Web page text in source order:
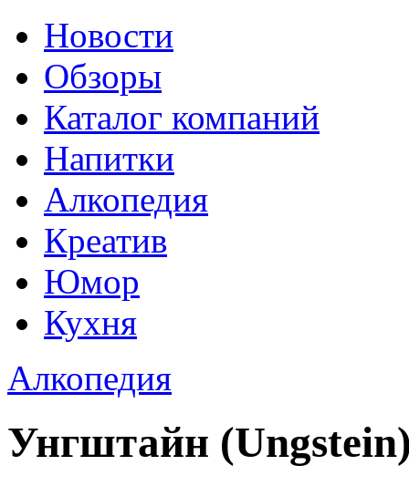
Новости
Обзоры
Каталог компаний
Напитки
Алкопедия
Креатив
Юмор
Кухня
Алкопедия
Унгштайн